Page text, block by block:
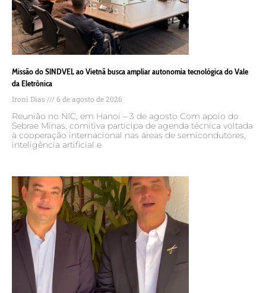
Missão do SINDVEL ao Vietnã busca ampliar autonomia tecnológica do Vale
da Eletrônica
Ironi Dias 6 de agosto de 2026
Reunião no NIC, em Hanoi – 3 de agosto Com apoio do
Sebrae Minas, comitiva participa de agenda técnica voltada
à cooperação internacional nas áreas de semicondutores,
inteligência artificial e